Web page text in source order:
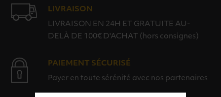
LIVRAISON
LIVRAISON EN 24H ET GRATUITE AU-
DELÀ DE 100€ D'ACHAT (hors consignes)
PAIEMENT SÉCURISÉ
Payer en toute sérénité avec nos partenaires